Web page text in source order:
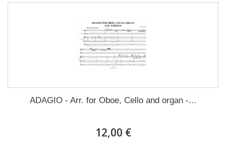
ADAGIO - Arr. for Oboe, Cello and organ -...
12,00 €